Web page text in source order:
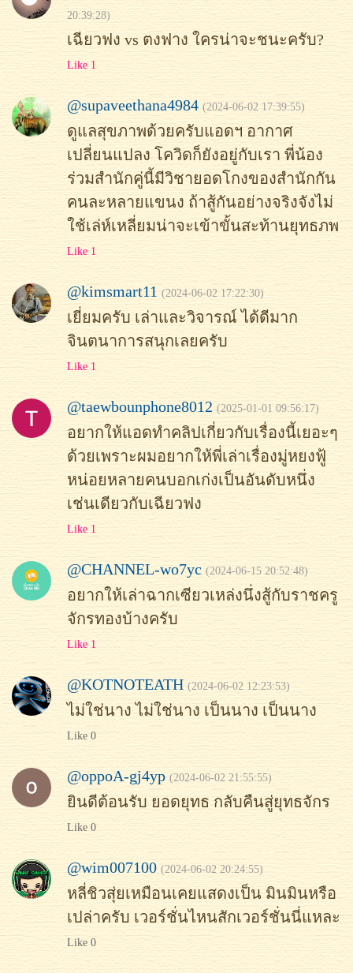
20:39:28)
เฉียวฟง vs ตงฟาง ใครน่าจะชนะครับ?
Like 1
@supaveethana4984 (2024-06-02 17:39:55)
ดูแลสุขภาพด้วยครับแอดฯ อากาศ
เปลี่ยนแปลง โควิดก็ยังอยู่กับเรา พี่น้อง
ร่วมสำนักคู่นี้มีวิชายอดโกงของสำนักกัน
คนละหลายแขนง ถ้าสู้กันอย่างจริงจังไม่
ใช้เล่ห์เหลี่ยมน่าจะเข้าขั้นสะท้านยุทธภพ
Like 1
@kimsmart11 (2024-06-02 17:22:30)
เยี่ยมครับ เล่าและวิจารณ์ ได้ดีมาก
จินตนาการสนุกเลยครับ
Like 1
@taewbounphone8012 (2025-01-01 09:56:17)
อยากให้แอดทำคลิปเกี่ยวกับเรื่องนี้เยอะๆ
ด้วยเพราะผมอยากให้พี่เล่าเรื่องมู่หยงฟู้
หน่อยหลายคนบอกเก่งเป็นอันดับหนึ่ง
เช่นเดียวกับเฉียวฟง
Like 1
@CHANNEL-wo7yc (2024-06-15 20:52:48)
อยากให้เล่าฉากเซียวเหล่งนึ่งสู้กับราชครู
จักรทองบ้างครับ
Like 1
@KOTNOTEATH (2024-06-02 12:23:53)
ไม่ใช่นาง ไม่ใช่นาง เป็นนาง เป็นนาง
Like 0
@oppoA-gj4yp (2024-06-02 21:55:55)
ยินดีต้อนรับ ยอดยุทธ กลับคืนสู่ยุทธจักร
Like 0
@wim007100 (2024-06-02 20:24:55)
หลี่ชิวสุ่ยเหมือนเคยแสดงเป็น มินมินหรือ
เปล่าครับ เวอร์ชั่นไหนสักเวอร์ชั่นนี่แหละ
Like 0